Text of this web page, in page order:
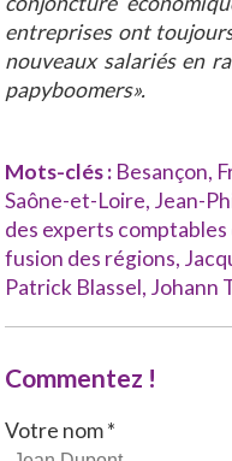
entreprises ont
nouveaux salariés en
papyboomers».
Mots-clés : Besançon,
Saône-et-Loire, Jean-
des experts
fusion des régions,
Patrick Blassel, Johann
Commentez !
Votre nom *